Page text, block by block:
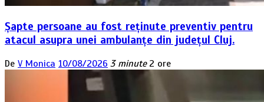
Șapte persoane au fost reținute preventiv pentru
atacul asupra unei ambulanțe din județul Cluj.
De V Monica 10/08/2026 3 minute 2 ore